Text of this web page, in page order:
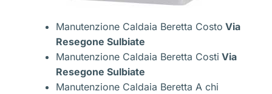
Manutenzione Caldaia Beretta Costo Via
Resegone Sulbiate
Manutenzione Caldaia Beretta Costi Via
Resegone Sulbiate
Manutenzione Caldaia Beretta A chi